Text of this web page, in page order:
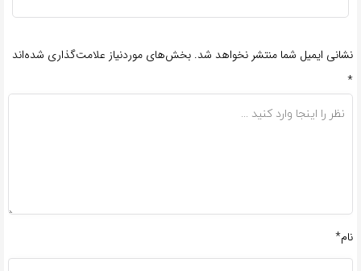
نشانی ایمیل شما منتشر نخواهد شد. بخش‌های موردنیاز علامت‌گذاری شده‌اند
*
نام*